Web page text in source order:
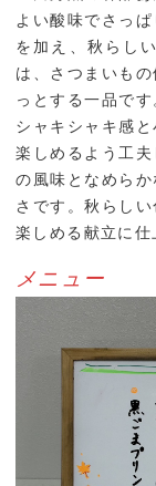
よい酸味でさっ
を加え、秋らし
は、さつまいも
っとする一品で
シャキシャキ感
楽しめるよう工
の風味となめら
さです。秋らし
楽しめる献立に仕
メニュー